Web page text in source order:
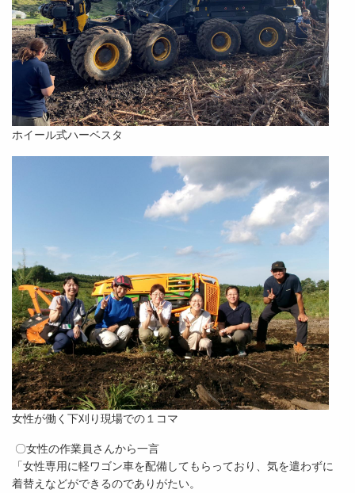
ホイール式ハーベスタ
女性が働く下刈り現場での１コマ
〇女性の作業員さんから一言
「女性専用に軽ワゴン車を配備してもらっており、気を遣わずに
着替えなどができるのでありがたい。